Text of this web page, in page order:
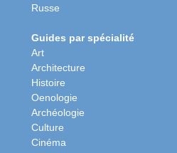
Russe
Guides par spécialité
Art
Architecture
Histoire
Oenologie
Archéologie
Culture
Cinéma